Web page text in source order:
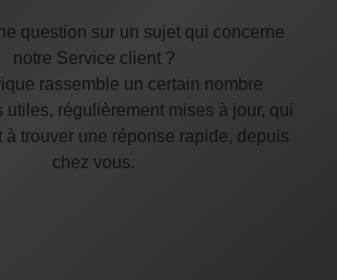
question sur un sujet qui concerne
notre Service client ?
rassemble un certain nombre
utiles, régulièrement mises à jour, qui
à trouver une réponse rapide, depuis
chez vous.